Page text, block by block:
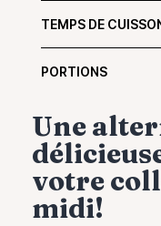
TEMPS DE
PORTIONS
Une
votre
midi!